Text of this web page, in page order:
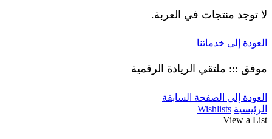
لا توجد منتجات في العربة.
العودة إلى خدماتنا
موفق ::: ملتقي الريادة الرقمية
العودة إلى الصفحة السابقة
الرئيسية Wishlists
View a List